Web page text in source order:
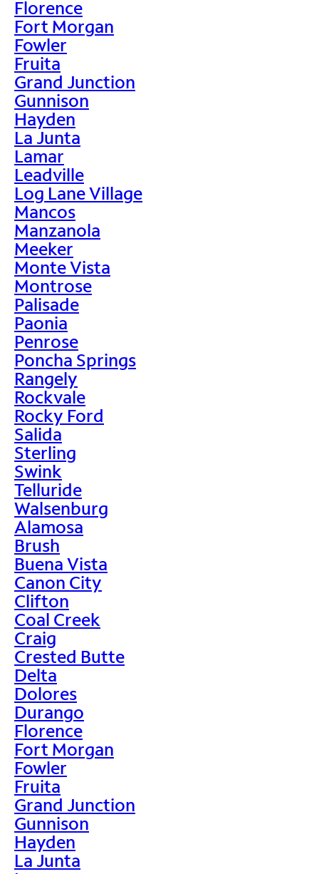
Florence
Fort Morgan
Fowler
Fruita
Grand Junction
Gunnison
Hayden
La Junta
Lamar
Leadville
Log Lane Village
Mancos
Manzanola
Meeker
Monte Vista
Montrose
Palisade
Paonia
Penrose
Poncha Springs
Rangely
Rockvale
Rocky Ford
Salida
Sterling
Swink
Telluride
Walsenburg
Alamosa
Brush
Buena Vista
Canon City
Clifton
Coal Creek
Craig
Crested Butte
Delta
Dolores
Durango
Florence
Fort Morgan
Fowler
Fruita
Grand Junction
Gunnison
Hayden
La Junta